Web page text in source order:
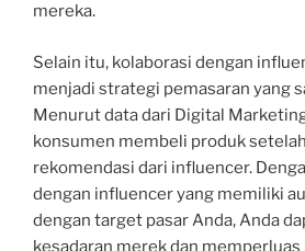
mereka.
Selain itu, kolaborasi dengan
menjadi strategi pemasaran yang
Menurut data dari Digital
konsumen membeli produk
rekomendasi dari influencer.
dengan influencer yang memiliki
dengan target pasar Anda, Anda
kesadaran merek dan memperluas